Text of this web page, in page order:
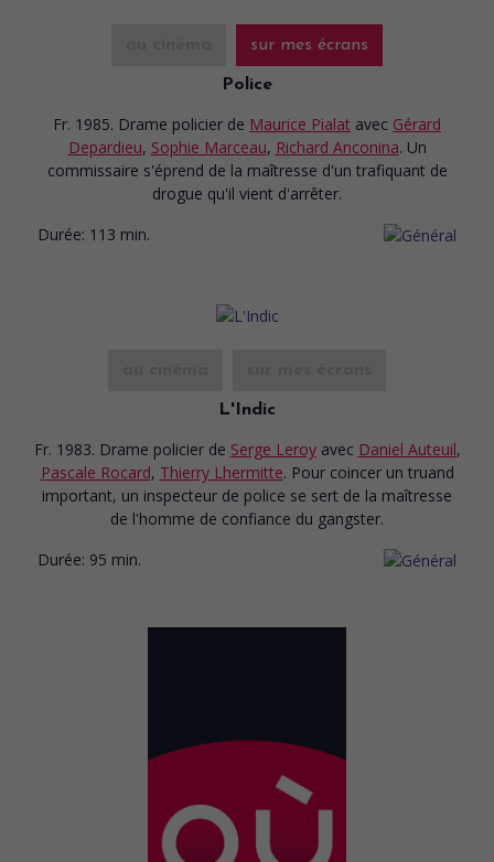
sur mes écrans
Police
Fr. 1985. Drame policier de Maurice Pialat avec Gérard
Depardieu, Sophie Marceau, Richard Anconina. Un
commissaire s'éprend de la maîtresse d'un trafiquant de
drogue qu'il vient d'arrêter.
Durée: 113 min.
L'Indic
Fr. 1983. Drame policier de Serge Leroy avec Daniel Auteuil,
Pascale Rocard, Thierry Lhermitte. Pour coincer un truand
important, un inspecteur de police se sert de la maîtresse
de l'homme de confiance du gangster.
Durée: 95 min.